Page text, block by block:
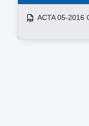
ACTA 05-2016